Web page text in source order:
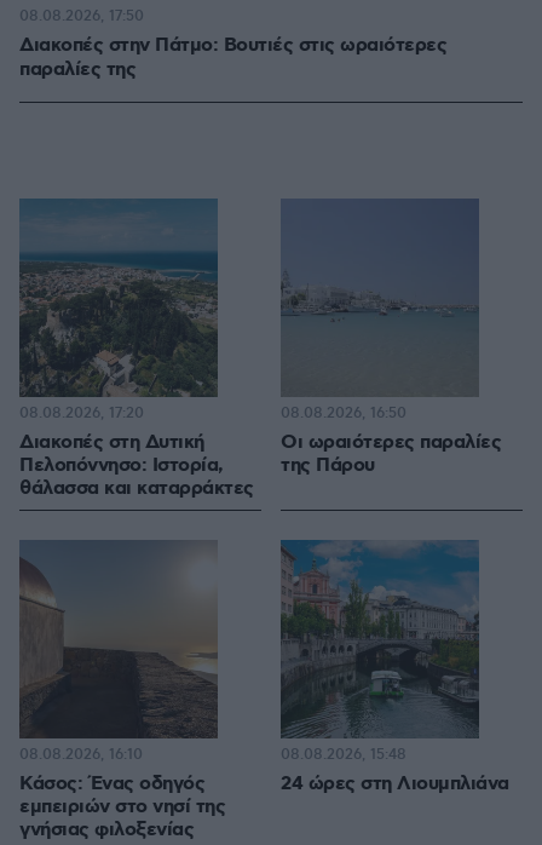
Διακοπές στην Πάτμο: Βουτιές στις ωραιότερες
παραλίες της
08.08.2026, 17:50
Διακοπές στη Δυτική
Πελοπόννησο: Ιστορία,
θάλασσα και καταρράκτες
08.08.2026, 17:20
Οι ωραιότερες παραλίες
της Πάρου
08.08.2026, 16:50
Κάσος: Ένας οδηγός
εμπειριών στο νησί της
γνήσιας φιλοξενίας
08.08.2026, 16:10
24 ώρες στη Λιουμπλιάνα
08.08.2026, 15:48